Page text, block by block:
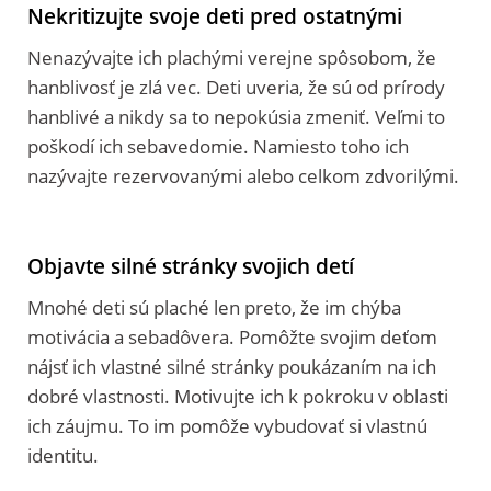
Nekritizujte svoje deti pred ostatnými
Nenazývajte ich plachými verejne spôsobom, že
hanblivosť je zlá vec. Deti uveria, že sú od prírody
hanblivé a nikdy sa to nepokúsia zmeniť. Veľmi to
poškodí ich sebavedomie. Namiesto toho ich
nazývajte rezervovanými alebo celkom zdvorilými.
Objavte silné stránky svojich detí
Mnohé deti sú plaché len preto, že im chýba
motivácia a sebadôvera. Pomôžte svojim deťom
nájsť ich vlastné silné stránky poukázaním na ich
dobré vlastnosti. Motivujte ich k pokroku v oblasti
ich záujmu. To im pomôže vybudovať si vlastnú
identitu.